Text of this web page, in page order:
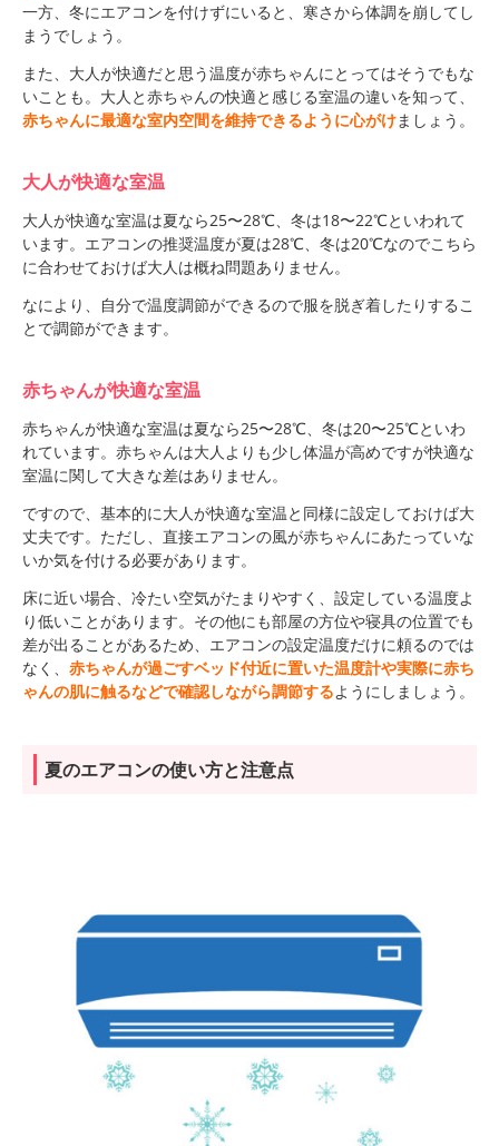
一方、冬にエアコンを付けずにいると、寒さから体調を崩してし
まうでしょう。
また、大人が快適だと思う温度が赤ちゃんにとってはそうでもな
いことも。大人と赤ちゃんの快適と感じる室温の違いを知って、
赤ちゃんに最適な室内空間を維持できるように心がけましょう。
大人が快適な室温
大人が快適な室温は夏なら25〜28℃、冬は18〜22℃といわれて
います。エアコンの推奨温度が夏は28℃、冬は20℃なのでこちら
に合わせておけば大人は概ね問題ありません。
なにより、自分で温度調節ができるので服を脱ぎ着したりするこ
とで調節ができます。
赤ちゃんが快適な室温
赤ちゃんが快適な室温は夏なら25〜28℃、冬は20〜25℃といわ
れています。赤ちゃんは大人よりも少し体温が高めですが快適な
室温に関して大きな差はありません。
ですので、基本的に大人が快適な室温と同様に設定しておけば大
丈夫です。ただし、直接エアコンの風が赤ちゃんにあたっていな
いか気を付ける必要があります。
床に近い場合、冷たい空気がたまりやすく、設定している温度よ
り低いことがあります。その他にも部屋の方位や寝具の位置でも
差が出ることがあるため、エアコンの設定温度だけに頼るのでは
なく、 赤ちゃんが過ごすベッド付近に置いた温度計や実際に赤ち
ゃんの肌に触るなどで確認しながら調節するようにしましょう。
夏のエアコンの使い方と注意点